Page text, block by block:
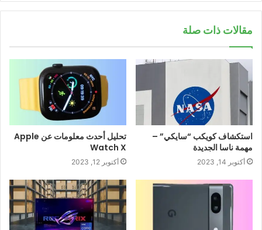
مقالات ذات صلة
استكشاف كويكب “سايكي” –
مهمة ناسا الجديدة
أكتوبر 14, 2023
تحليل أحدث معلومات عن Apple
Watch X
أكتوبر 12, 2023